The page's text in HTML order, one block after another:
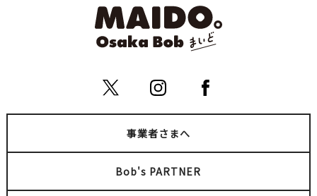
事業者さまへ
Bob's PARTNER